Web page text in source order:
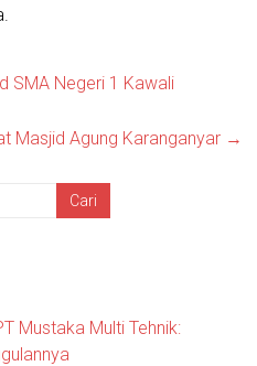
SMA Negeri 1 Kawali
Masjid Agung Karanganyar →
Mustaka Multi Tehnik: